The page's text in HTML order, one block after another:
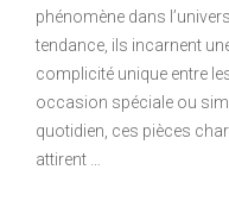
phénomène dans
tendance, ils incarnent
complicité unique entre
occasion spéciale ou
quotidien, ces pièces
attirent …